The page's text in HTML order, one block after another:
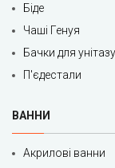
Біде
Чаші Генуя
Бачки для унітазу
П'єдестали
ВАННИ
Акрилові ванни